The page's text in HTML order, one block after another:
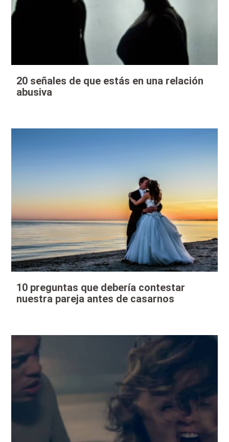
20 señales de que estás en una relación
abusiva
10 preguntas que debería contestar
nuestra pareja antes de casarnos